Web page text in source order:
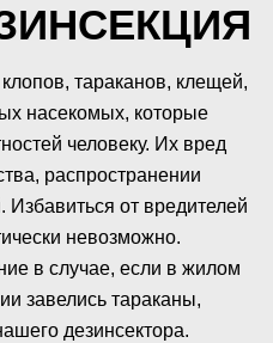
тараканов, клещей,
насекомых, которые
человеку. Их вред
распространении
от вредителей
невозможно.
в случае, если в жилом
завелись тараканы,
дезинсектора.